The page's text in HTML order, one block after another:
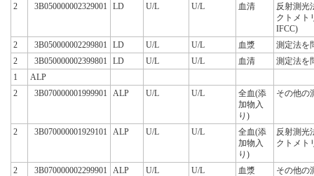
2
3B050000002329001 LD U/L U/L 血清
反射測光
クトメト
IFCC)
2
3B050000002299801 LD U/L U/L 血漿
測定法を
2
3B050000002399801 LD U/L U/L 血清
測定法を
1
ALP
2
3B070000001999901 ALP U/L U/L
全血(添
加物入
り)
その他の
2 3B070000001929101 ALP U/L U/L
全血(添
加物入
り)
反射測光
クトメト
2 3B070000002299901 ALP U/L U/L 血漿 その他の